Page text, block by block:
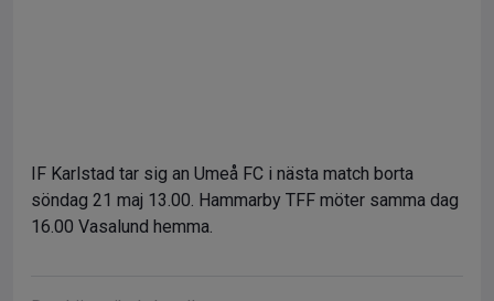
IF Karlstad tar sig an Umeå FC i nästa match borta
söndag 21 maj 13.00. Hammarby TFF möter samma dag
16.00 Vasalund hemma.